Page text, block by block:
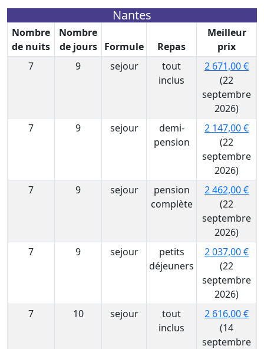
Nantes
Nombre
de nuits
Nombre
de jours
Formule Repas
Meilleur
prix
7
9 sejour
tout
inclus
2 671,00 €
(22
septembre
2026)
7
9 sejour
demi-
pension
2 147,00 €
(22
septembre
2026)
7
9 sejour
pension
complète
2 462,00 €
(22
septembre
2026)
7
9 sejour
petits
déjeuners
2 037,00 €
(22
septembre
2026)
7
10 sejour
tout
inclus
2 616,00 €
(14
septembre